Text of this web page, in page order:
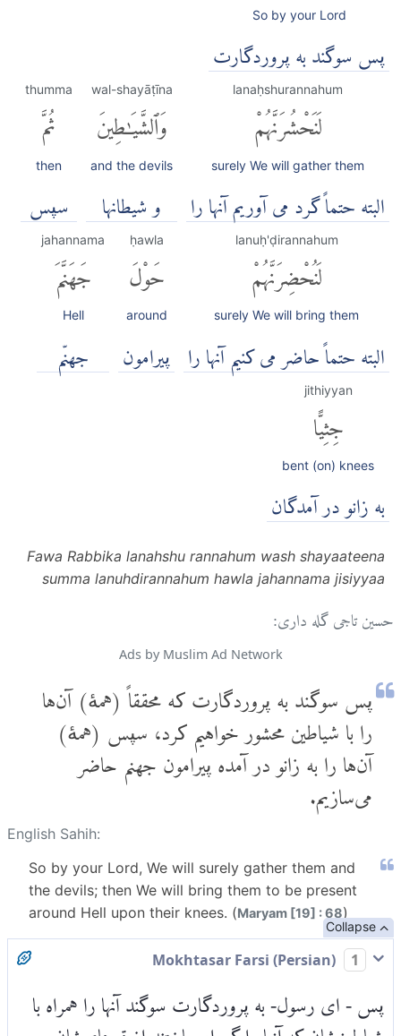
So by your Lord
پس سوگند به پروردگارت
lanaḥshurannahum
لَنَحْشُرَنَّهُمْ
surely We will gather them
البته حتماً گرد می آوریم آنها را
wal-shayāṭīna
وَٱلشَّيَٰطِينَ
and the devils
و شیطانها
thumma
ثُمَّ
then
سپس
lanuḥ'ḍirannahum
لَنُحْضِرَنَّهُمْ
surely We will bring them
البته حتماً حاضر می کنیم آنها را
ḥawla
حَوْلَ
around
پیرامون
jahannama
جَهَنَّمَ
Hell
جهنّم
jithiyyan
جِثِيًّا
bent (on) knees
به زانو در آمدگان
Fawa Rabbika lanahshu rannahum wash shayaateena
summa lanuhdirannahum hawla jahannama jisiyyaa
حسین تاجی گله داری:
Ads by Muslim Ad Network
پس سوگند به پروردگارت که محققاً (همۀ) آن‌ها
را با شیاطین محشور خواهیم کرد، سپس (همۀ)
آن‌ها را به زانو در آمده پیرامون جهنم حاضر
می‌سازیم.
English Sahih:
So by your Lord, We will surely gather them and
the devils; then We will bring them to be present
around Hell upon their knees. (Maryam [19] : 68)
Collapse
1
پس - ای رسول- به پروردگارت سوگند آنها را همراه با